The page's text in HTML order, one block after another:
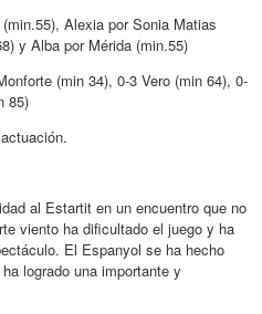
Alexia por Sonia Matias
y Alba por Mérida (min.55)
(min 34), 0-3 Vero (min 64), 0-
85)
al Estartit en un encuentro que no
viento ha dificultado el juego y ha
El Espanyol se ha hecho
logrado una importante y